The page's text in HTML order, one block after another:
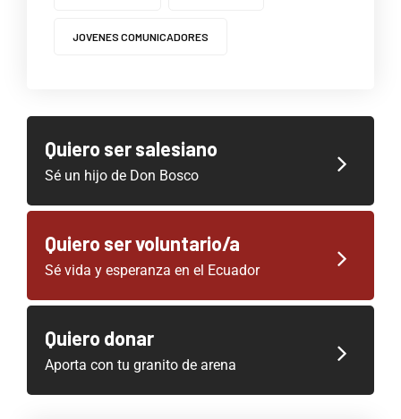
JOVENES COMUNICADORES
Quiero ser salesiano
Sé un hijo de Don Bosco
Quiero ser voluntario/a
Sé vida y esperanza en el Ecuador
Quiero donar
Aporta con tu granito de arena